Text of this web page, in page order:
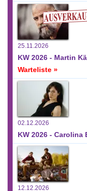
25.11.2026
KW 2026 - Martin
Warteliste »
02.12.2026
KW 2026 - Carolina
12.12.2026